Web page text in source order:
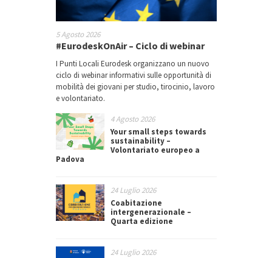
5 Agosto 2026
#EurodeskOnAir – Ciclo di webinar
I Punti Locali Eurodesk organizzano un nuovo
ciclo di webinar informativi sulle opportunità di
mobilità dei giovani per studio, tirocinio, lavoro
e volontariato.
4 Agosto 2026
Your small steps towards
sustainability –
Volontariato europeo a
Padova
24 Luglio 2026
Coabitazione
intergenerazionale –
Quarta edizione
24 Luglio 2026